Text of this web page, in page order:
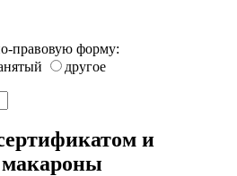
правовую форму:
другое
и
макароны